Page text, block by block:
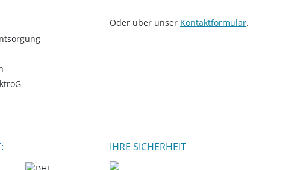
Oder über unser Kontaktformular.
IHRE SICHERHEIT